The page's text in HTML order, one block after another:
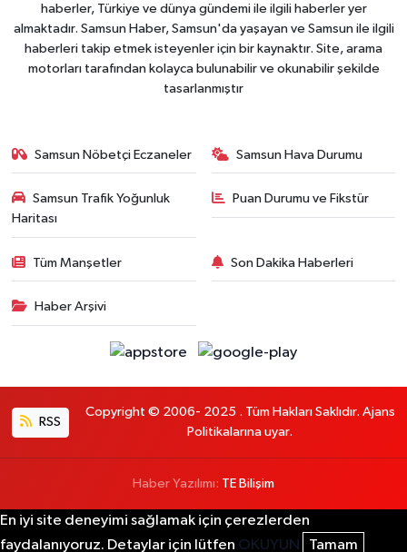
haberler, Türkiye ve dünya gündemi ile ilgili haberler yer
almaktadır. Samsun Haber, Samsun'da yaşayan ve Samsun ile ilgili
haberleri takip etmek isteyenler için bir kaynaktır. Site, arama
motorları tarafından kolayca bulunabilir ve okunabilir şekilde
tasarlanmıştır
Samsun Nöbetçi Eczaneler Samsun Hava Durumu
Samsun Trafik Yoğunluk
Haritası
Puan Durumu ve Fikstür
Tüm Manşetler Son Dakika Haberleri
Haber Arşivi
RSS
Copyright © 2006- 2025 . Tüm Hakları Saklıdır. Ajans
Politikalarına uyar.
Haber Yazılımı: TE Bilişim
En iyi site deneyimi sağlamak için çerezlerden
faydalanıyoruz. Detaylar için lütfen OKUYUN Tamam